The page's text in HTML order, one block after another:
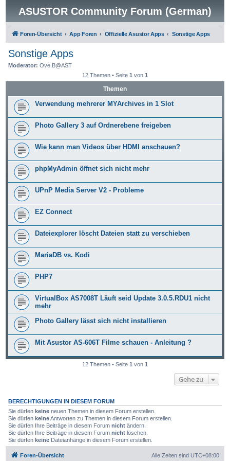
ASUSTOR Community Forum (German)
Foren-Übersicht App Foren Offizielle Asustor Apps Sonstige Apps
Sonstige Apps
Moderator: Ove.B@AST
12 Themen • Seite 1 von 1
Themen
Verwendung mehrerer MYArchives in 1 Slot
Photo Gallery 3 auf Ordnerebene freigeben
Wie kann man Videos über HDMI anschauen?
phpMyAdmin öffnet sich nicht mehr
UPnP Media Server V2 - Probleme
EZ Connect
Dateiexplorer löscht Dateien statt zu verschieben
MariaDB vs. Kodi
PHP7
VirtualBox AS7008T Läuft seid Update 3.0.5.RDU1 nicht
mehr
Photo Gallery lässt sich nicht installieren
Mit Asustor AS-606T Filme schauen - Anleitung ?
12 Themen • Seite 1 von 1
Gehe zu
BERECHTIGUNGEN IN DIESEM FORUM
Sie dürfen keineneuen Themen in diesem Forum erstellen.
Sie dürfen keineAntworten zu Themen in diesem Forum erstellen.
Sie dürfen Ihre Beiträge in diesem Forum nichtändern.
Sie dürfen Ihre Beiträge in diesem Forum nichtlöschen.
Sie dürfen keineDateianhänge in diesem Forum erstellen.
Foren-Übersicht Alle Zeiten sind UTC+08:00